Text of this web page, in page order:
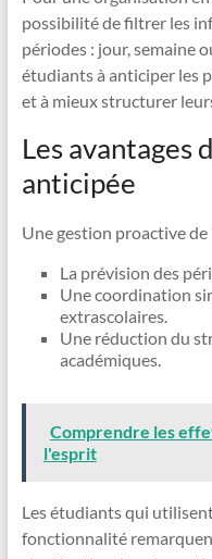
possibilité de filtrer les
périodes : jour, semaine
étudiants à anticiper les
et à mieux structurer
Les avantages
anticipée
Une gestion proactive de
La prévision des
Une coordination
extrascolaires.
Une réduction du
académiques.
Comprendre les
l'esprit
Les étudiants qui
fonctionnalité